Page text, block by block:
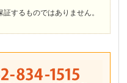
するものではありません。